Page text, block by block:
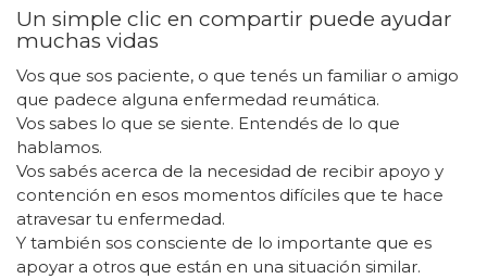
Un simple clic en compartir puede ayudar
muchas vidas
Vos que sos paciente, o que tenés un familiar o amigo
que padece alguna enfermedad reumática.
Vos sabes lo que se siente. Entendés de lo que
hablamos.
Vos sabés acerca de la necesidad de recibir apoyo y
contención en esos momentos difíciles que te hace
atravesar tu enfermedad.
Y también sos consciente de lo importante que es
apoyar a otros que están en una situación similar.